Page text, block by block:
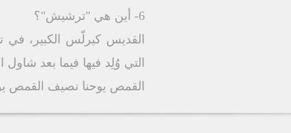
6- أين هي "ترشيش"؟
القديس كيرلّس الكبير،
التي وُلِد فيها فيما بعد
القمص يوحنا نصيف القمص